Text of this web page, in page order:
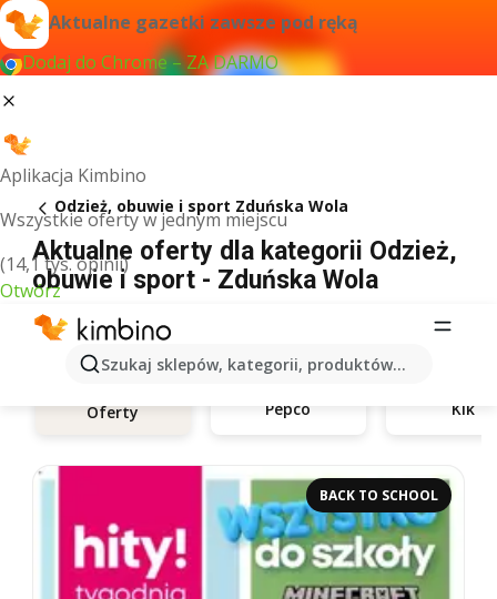
Aktualne gazetki zawsze pod ręką
Dodaj do Chrome – ZA DARMO
Aplikacja Kimbino
Wszystkie oferty w jednym miejscu
(14,1 tys. opinii)
Otwórz
Szukaj sklepów, kategorii, produktów...
Odzież, obuwie i sport Zduńska Wola
Aktualne oferty dla kategorii Odzież,
obuwie i sport - Zduńska Wola
Oferty Pepco Kik
BACK TO SCHOOL